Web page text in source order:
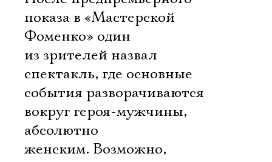
показа в «Мастерской
Фоменко» один
из зрителей назвал
спектакль, где основные
события разворачиваются
вокруг героя-мужчины,
абсолютно
женским. Возможно,